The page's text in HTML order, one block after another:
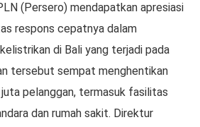
(Persero) mendapatkan apresiasi
respons cepatnya dalam
di Bali yang terjadi pada
tersebut sempat menghentikan
pelanggan, termasuk fasilitas
dan rumah sakit. Direktur